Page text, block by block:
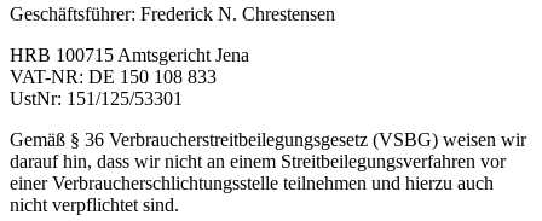
Geschäftsführer: Frederick N. Chrestensen
HRB 100715 Amtsgericht Jena
VAT-NR: DE 150 108 833
UstNr: 151/125/53301
Gemäß § 36 Verbraucherstreitbeilegungsgesetz (VSBG) weisen wir
darauf hin, dass wir nicht an einem Streitbeilegungsverfahren vor
einer Verbraucherschlichtungsstelle teilnehmen und hierzu auch
nicht verpflichtet sind.